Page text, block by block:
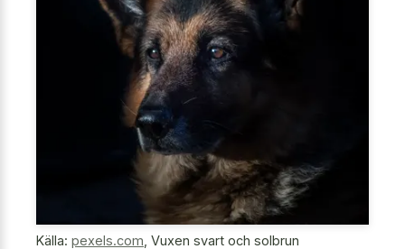
Källa: pexels.com Vuxen svart och solbrun